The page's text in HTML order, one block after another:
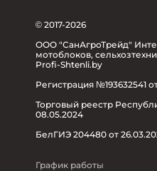
© 2017-2026
ООО "СанАгроТрейд"
мотоблоков,
Profi-Shtenli.by
Регистрация №193632541
Торговый реестр
08.05.2024
БелГИЭ 204480 от
График работы